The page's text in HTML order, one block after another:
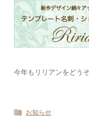
今年もリリアンをどう
お知らせ